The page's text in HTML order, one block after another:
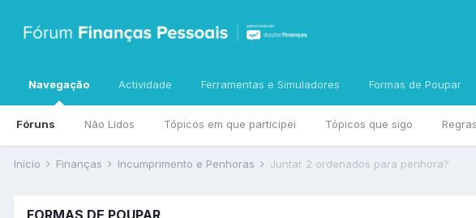
Navegação
Fóruns Não Lidos Tópicos em que participei Tópicos que sigo
Actividade Ferramentas e Simuladores Formas de Poupar
Início Finanças Incumprimento e Penhoras Juntar 2 ordenados para penhora?
FORMAS DE POUPAR